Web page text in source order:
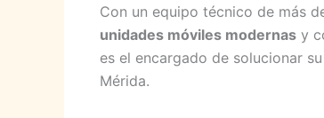
Con un equipo técnico de más
unidades móviles modernas y
es el encargado de solucionar
Mérida.